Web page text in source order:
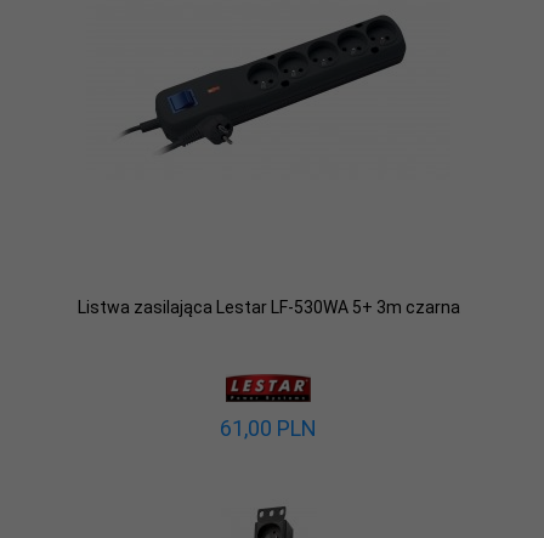
Listwa zasilająca Lestar LF-530WA 5+ 3m czarna
61,00 PLN